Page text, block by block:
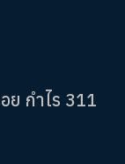
ย กำไร 311